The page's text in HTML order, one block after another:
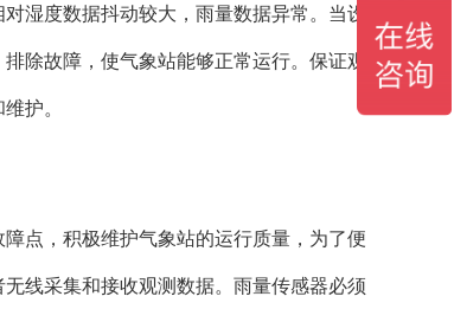
湿度数据抖动较大，雨量数据异常。当设
除故障，使气象站能够正常运行。保证观
护。
点，积极维护气象站的运行质量，为了便
线采集和接收观测数据。雨量传感器必须